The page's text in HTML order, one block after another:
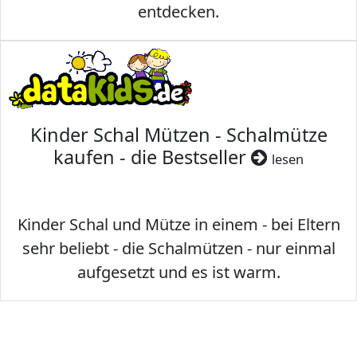
entdecken.
Kinder Schal Mützen - Schalmütze
kaufen - die Bestseller
lesen
Kinder Schal und Mütze in einem - bei Eltern
sehr beliebt - die Schalmützen - nur einmal
aufgesetzt und es ist warm.